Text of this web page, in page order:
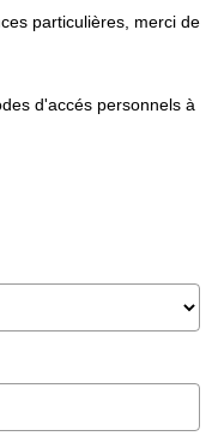
particulières, merci de
d'accés personnels à